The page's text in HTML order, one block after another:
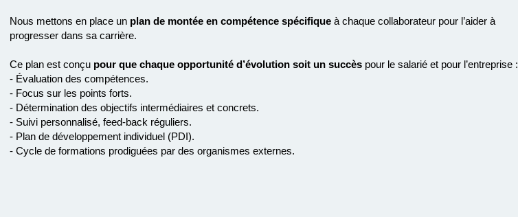
Nous mettons en place un plan de montée en compétence spécifiqueà chaque collaborateur pour l’aider à
progresser dans sa carrière.
Ce plan est conçu pour que chaque opportunité d’évolution soit un succèspour le salarié et pour l’entreprise :
- Évaluation des compétences.
- Focus sur les points forts.
- Détermination des objectifs intermédiaires et concrets.
- Suivi personnalisé, feed-back réguliers.
- Plan de développement individuel (PDI).
- Cycle de formations prodiguées par des organismes externes.